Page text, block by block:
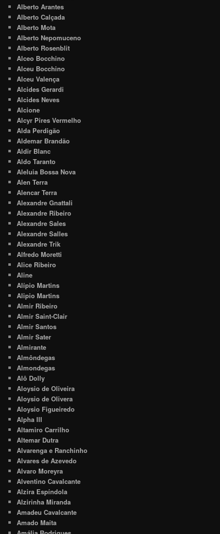
Alberto Arantes
Alberto Calçada
Alberto Mota
Alberto Nepomuceno
Alberto Rosenblit
Alceo Bocchino
Alceu Bocchino
Alceu Valença
Alcides Gerardi
Alcides Neves
Alcione
Alcyr Pires Vermelho
Alda Perdigão
Aldemar Brandão
Aldir Blanc
Aldo Taranto
Aleluia Bossa Nova
Alen Terra
Alencar Terra
Alexandre Gnattali
Alexandre Ribeiro
Alexandre Sales
Alexandre Salles
Alexandre Trik
Alfredo Moretti
Alice Ribeiro
Aline
Alípio Martins
Alipio Martins
Almir Ribeiro
Almir Saint-Clair
Almir Santos
Almir Sater
Almirante
Almôndegas
Almondegas
Alô Dolly
Aloysio de Oliveira
Aloysio de Olivera
Aloysio Figueiredo
Alpha III
Altamiro Carrilho
Altemar Dutra
Alvarenga e Ranchinho
Alvares de Azevedo
Alvaro Moreyra
Alventino Cavalcante
Alzira Espíndola
Alzirinha Miranda
Amadeu Cavalcante
Amado Maita